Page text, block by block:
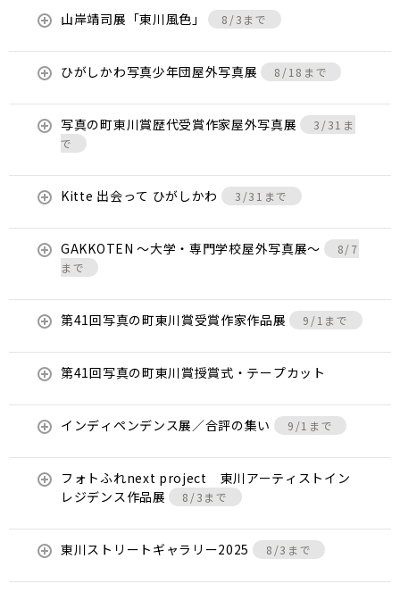
山岸靖司展「東川風色」 8/3まで
ひがしかわ写真少年団屋外写真展 8/18まで
写真の町東川賞歴代受賞作家屋外写真展
3/31ま
で
Kitte 出会って ひがしかわ 3/31まで
GAKKOTEN ～大学・専門学校屋外写真展～
8/7
まで
第41回写真の町東川賞受賞作家作品展 9/1まで
第41回写真の町東川賞授賞式・テープカット
インディペンデンス展／合評の集い 9/1まで
フォトふれnext project 東川アーティストイン
レジデンス作品展
8/3まで
東川ストリートギャラリー2025 8/3まで